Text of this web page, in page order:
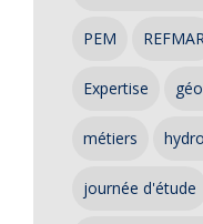
PEM
Expertise
métiers
journée d'étude